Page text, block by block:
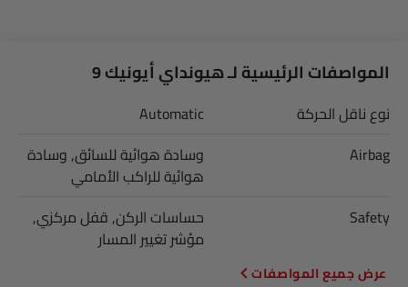
المواصفات الرئيسية لـ هيونداي أيونيك 9
نوع ناقل الحركة
Automatic
Airbag
وسادة هوائية للسائق, وسادة
هوائية للراكب الأمامي
Safety
حساسات الركن, قفل مركزي,
مؤشر تغيير المسار
المواصفات